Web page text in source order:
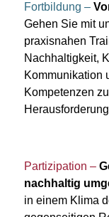
Fortbildung –
Gehen Sie mit
praxisnahen
Nachhaltigkeit,
Kommunikation
Kompetenzen
Partizipation –
nachhaltig
in einem Klima